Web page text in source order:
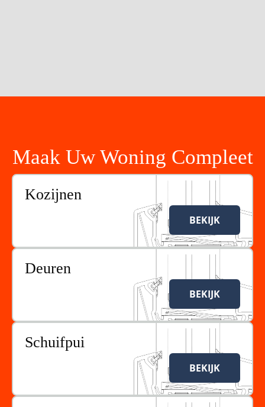
5/5 reviews Uw gegevens zijn veilig
Maak Uw Woning Compleet
Kozijnen
BEKIJK
Deuren
BEKIJK
Schuifpui
BEKIJK